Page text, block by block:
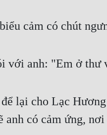
cảm có chút
với anh: "Em ở thư
lại cho Lạc
anh có cảm ứng,